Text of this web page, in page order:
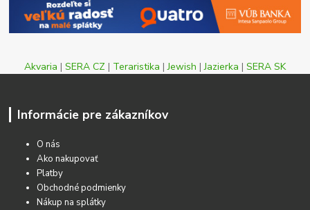
Akvaria | SERA CZ | Teraristika |Jewish |Jazierka | SERA SK
Informácie pre zákazníkov
O nás
Ako nakupovať
Platby
Obchodné podmienky
Nákup na splátky